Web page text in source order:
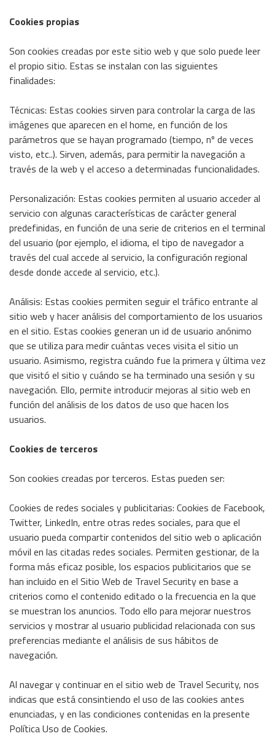
Chile
Hoteles
Cruceros
Momentos
Asistencia
Viajes Empresas
Centro
Blog
Viajes
Ingresar
Cookies propias
Son cookies creadas por este sitio web y que solo puede leer
el propio sitio. Estas se instalan con las siguientes
finalidades:
Técnicas: Estas cookies sirven para controlar la carga de las
imágenes que aparecen en el home, en función de los
parámetros que se hayan programado (tiempo, nº de veces
visto, etc..). Sirven, además, para permitir la navegación a
través de la web y el acceso a determinadas funcionalidades.
Personalización: Estas cookies permiten al usuario acceder al
servicio con algunas características de carácter general
predefinidas, en función de una serie de criterios en el terminal
del usuario (por ejemplo, el idioma, el tipo de navegador a
través del cual accede al servicio, la configuración regional
desde donde accede al servicio, etc.).
Análisis: Estas cookies permiten seguir el tráfico entrante al
sitio web y hacer análisis del comportamiento de los usuarios
en el sitio. Estas cookies generan un id de usuario anónimo
que se utiliza para medir cuántas veces visita el sitio un
usuario. Asimismo, registra cuándo fue la primera y última vez
que visitó el sitio y cuándo se ha terminado una sesión y su
navegación. Ello, permite introducir mejoras al sitio web en
función del análisis de los datos de uso que hacen los
usuarios.
Cookies de terceros
Son cookies creadas por terceros. Estas pueden ser:
Cookies de redes sociales y publicitarias: Cookies de Facebook,
Twitter, LinkedIn, entre otras redes sociales, para que el
usuario pueda compartir contenidos del sitio web o aplicación
móvil en las citadas redes sociales. Permiten gestionar, de la
forma más eficaz posible, los espacios publicitarios que se
han incluido en el Sitio Web de Travel Security en base a
criterios como el contenido editado o la frecuencia en la que
se muestran los anuncios. Todo ello para mejorar nuestros
servicios y mostrar al usuario publicidad relacionada con sus
preferencias mediante el análisis de sus hábitos de
navegación.
Al navegar y continuar en el sitio web de Travel Security, nos
indicas que está consintiendo el uso de las cookies antes
enunciadas, y en las condiciones contenidas en la presente
Política Uso de Cookies.